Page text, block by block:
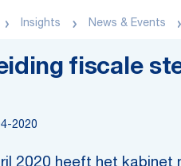
Insights News & Events
fiscale
2020